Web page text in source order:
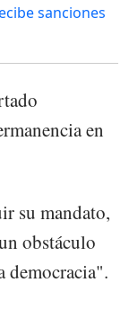
sanciones
en
su mandato,
obstáculo
democracia".